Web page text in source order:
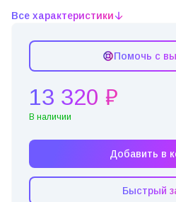
Все характеристики
Помочь с
13 320 ₽
В наличии
Добавить в
Быстрый